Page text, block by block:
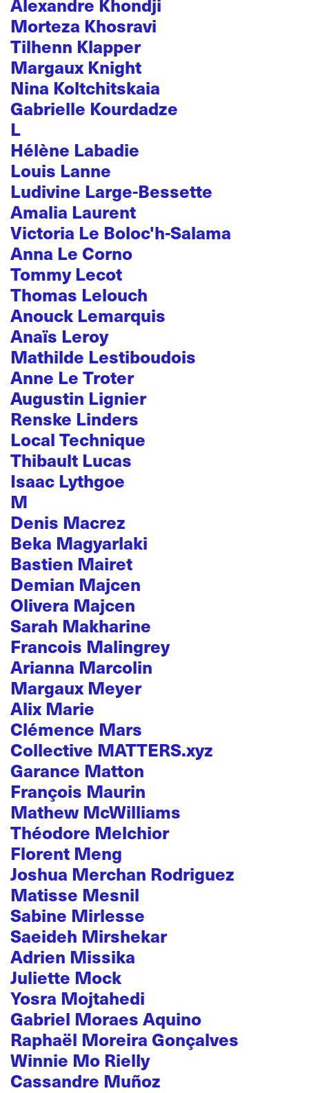
Morteza Khosravi
Tilhenn Klapper
Margaux Knight
Nina Koltchitskaia
Gabrielle Kourdadze
L
Hélène Labadie
Louis Lanne
Ludivine Large-Bessette
Amalia Laurent
Victoria Le Boloc'h-Salama
Anna Le Corno
Tommy Lecot
Thomas Lelouch
Anouck Lemarquis
Anaïs Leroy
Mathilde Lestiboudois
Anne Le Troter
Augustin Lignier
Renske Linders
Local Technique
Thibault Lucas
Isaac Lythgoe
M
Denis Macrez
Beka Magyarlaki
Bastien Mairet
Demian Majcen
Olivera Majcen
Sarah Makharine
Francois Malingrey
Arianna Marcolin
Margaux Meyer
Alix Marie
Clémence Mars
Collective MATTERS.xyz
Garance Matton
François Maurin
Mathew McWilliams
Théodore Melchior
Florent Meng
Joshua Merchan Rodriguez
Matisse Mesnil
Sabine Mirlesse
Saeideh Mirshekar
Adrien Missika
Juliette Mock
Yosra Mojtahedi
Gabriel Moraes Aquino
Raphaël Moreira Gonçalves
Winnie Mo Rielly
Cassandre Muñoz